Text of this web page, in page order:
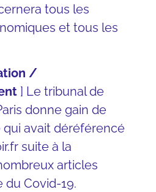
tous les
et tous les
/
] Le tribunal de
donne gain de
qui avait déréférencé
suite à la
articles
du Covid-19.